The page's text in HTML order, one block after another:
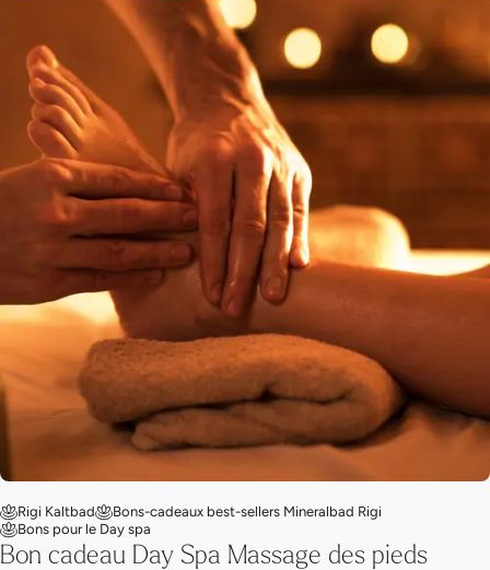
Rigi Kaltbad
Bons-cadeaux best-sellers Mineralbad Rigi
Bons pour le Day spa
Bon cadeau Day Spa Massage des pieds